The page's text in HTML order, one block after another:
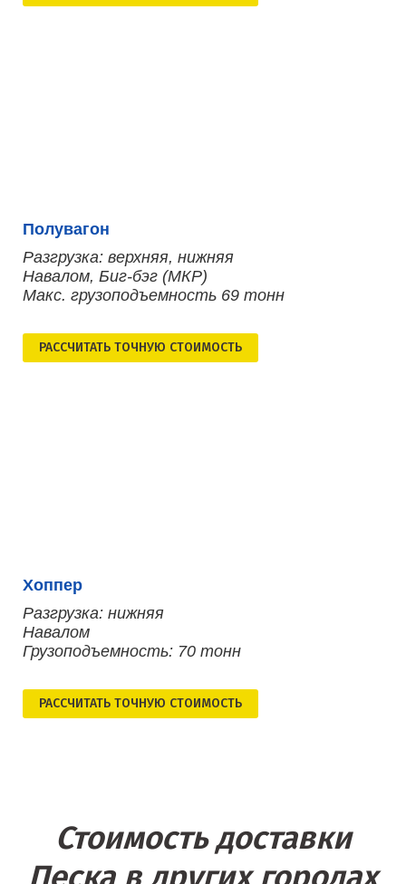
Полувагон
Разгрузка: верхняя, нижняя
Навалом, Биг-бэг (МКР)
Макс. грузоподъемность 69 тонн
РАСCЧИТАТЬ ТОЧНУЮ СТОИМОСТЬ
Хоппер
Разгрузка: нижняя
Навалом
Грузоподъемность: 70 тонн
РАСCЧИТАТЬ ТОЧНУЮ СТОИМОСТЬ
Стоимость доставки